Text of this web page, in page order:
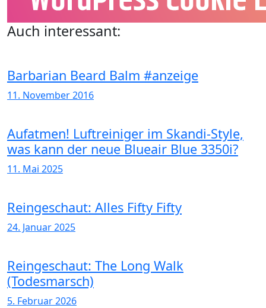
Auch interessant:
Barbarian Beard Balm #anzeige
11. November 2016
Aufatmen! Luftreiniger im Skandi-Style,
was kann der neue Blueair Blue 3350i?
11. Mai 2025
Reingeschaut: Alles Fifty Fifty
24. Januar 2025
Reingeschaut: The Long Walk
(Todesmarsch)
5. Februar 2026